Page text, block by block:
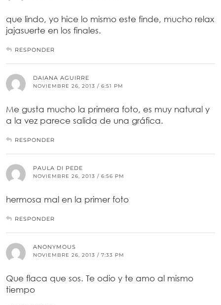
que lindo, yo hice lo mismo este finde, mucho relax
jajasuerte en los finales.
RESPONDER
DAIANA AGUIRRE
NOVIEMBRE 26, 2013 / 6:51 PM
Me gusta mucho la primera foto, es muy natural y
a la vez parece salida de una gráfica.
RESPONDER
PAULA DI PEDE
NOVIEMBRE 26, 2013 / 6:56 PM
hermosa mal en la primer foto
RESPONDER
ANONYMOUS
NOVIEMBRE 26, 2013 / 7:33 PM
Que flaca que sos. Te odio y te amo al mismo
tiempo